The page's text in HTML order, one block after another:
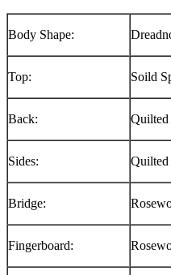
Body Shape:
Top: Soild
Back: Quilted
Sides: Quilted
Bridge:
Fingerboard: